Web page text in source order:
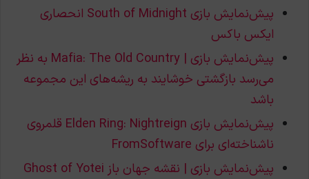
پیش‌نمایش بازی South of Midnight انحصاری
ایکس باکس
پیش‌نمایش بازی | Mafia: The Old Country به نظر
می‌رسد بازگشتی خوشایند به ریشه‌های این مجموعه
باشد
پیش‌نمایش بازی Elden Ring: Nightreign قلمروی
ناشناخته‌ای برای FromSoftware
پیش‌نمایش بازی | نقشه جهان باز Ghost of Yotei